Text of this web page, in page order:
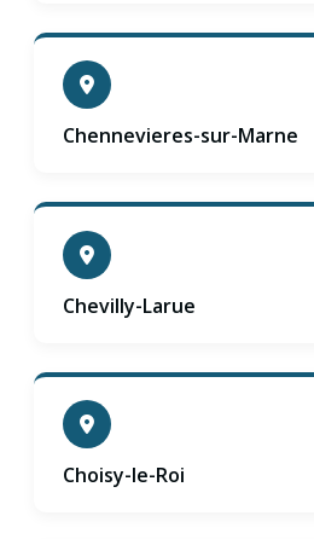
Chennevieres-sur-Marne
Chevilly-Larue
Choisy-le-Roi